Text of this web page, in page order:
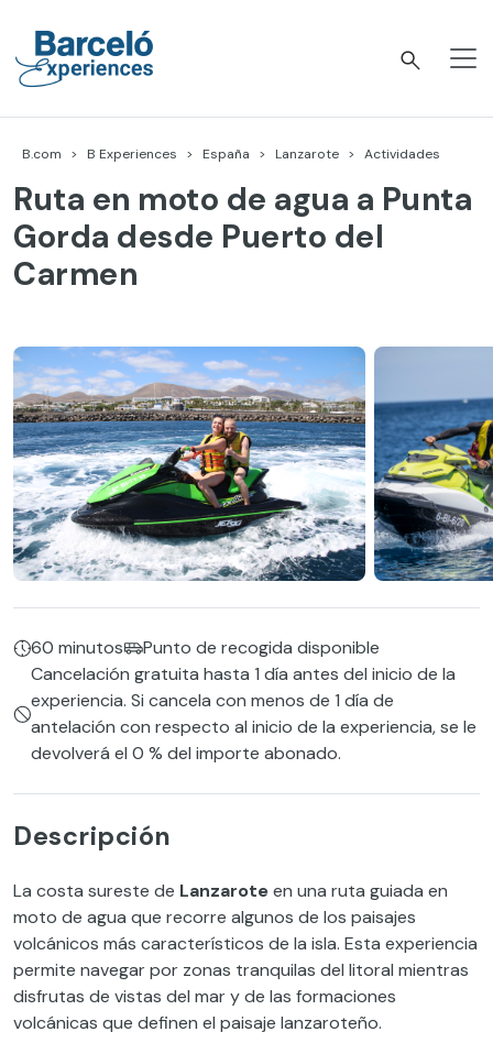
content
B.com B Experiences España Lanzarote Actividades
Ruta en moto de agua a Punta
Gorda desde Puerto del
Carmen
60 minutos
Punto de recogida disponible
Cancelación gratuita hasta 1 día antes del inicio de la
experiencia. Si cancela con menos de 1 día de
antelación con respecto al inicio de la experiencia, se le
devolverá el 0 % del importe abonado.
Descripción
La costa sureste de Lanzaroteen una ruta guiada en
moto de agua que recorre algunos de los paisajes
volcánicos más característicos de la isla. Esta experiencia
permite navegar por zonas tranquilas del litoral mientras
disfrutas de vistas del mar y de las formaciones
volcánicas que definen el paisaje lanzaroteño.